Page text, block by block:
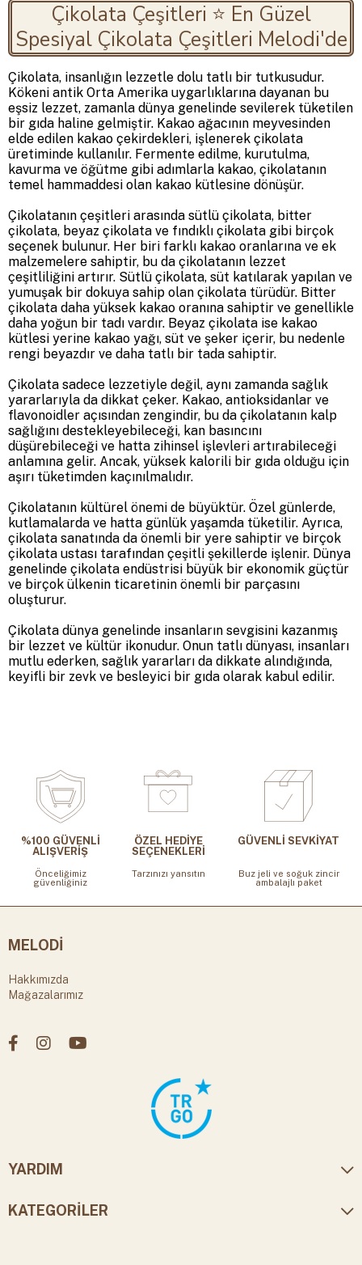
Çikolata Çeşitleri ⭐ En Güzel
Spesiyal Çikolata Çeşitleri Melodi'de
Çikolata, insanlığın lezzetle dolu tatlı bir tutkusudur.
Kökeni antik Orta Amerika uygarlıklarına dayanan bu
eşsiz lezzet, zamanla dünya genelinde sevilerek tüketilen
bir gıda haline gelmiştir. Kakao ağacının meyvesinden
elde edilen kakao çekirdekleri, işlenerek çikolata
üretiminde kullanılır. Fermente edilme, kurutulma,
kavurma ve öğütme gibi adımlarla kakao, çikolatanın
temel hammaddesi olan kakao kütlesine dönüşür.
Çikolatanın çeşitleri arasında sütlü çikolata, bitter
çikolata, beyaz çikolata ve fındıklı çikolata gibi birçok
seçenek bulunur. Her biri farklı kakao oranlarına ve ek
malzemelere sahiptir, bu da çikolatanın lezzet
çeşitliliğini artırır. Sütlü çikolata, süt katılarak yapılan ve
yumuşak bir dokuya sahip olan çikolata türüdür. Bitter
çikolata daha yüksek kakao oranına sahiptir ve genellikle
daha yoğun bir tadı vardır. Beyaz çikolata ise kakao
kütlesi yerine kakao yağı, süt ve şeker içerir, bu nedenle
rengi beyazdır ve daha tatlı bir tada sahiptir.
Çikolata sadece lezzetiyle değil, aynı zamanda sağlık
yararlarıyla da dikkat çeker. Kakao, antioksidanlar ve
flavonoidler açısından zengindir, bu da çikolatanın kalp
sağlığını destekleyebileceği, kan basıncını
düşürebileceği ve hatta zihinsel işlevleri artırabileceği
anlamına gelir. Ancak, yüksek kalorili bir gıda olduğu için
aşırı tüketimden kaçınılmalıdır.
Çikolatanın kültürel önemi de büyüktür. Özel günlerde,
kutlamalarda ve hatta günlük yaşamda tüketilir. Ayrıca,
çikolata sanatında da önemli bir yere sahiptir ve birçok
çikolata ustası tarafından çeşitli şekillerde işlenir. Dünya
genelinde çikolata endüstrisi büyük bir ekonomik güçtür
ve birçok ülkenin ticaretinin önemli bir parçasını
oluşturur.
Çikolata dünya genelinde insanların sevgisini kazanmış
bir lezzet ve kültür ikonudur. Onun tatlı dünyası, insanları
mutlu ederken, sağlık yararları da dikkate alındığında,
keyifli bir zevk ve besleyici bir gıda olarak kabul edilir.
%100 GÜVENLİ
ALIŞVERİŞ
Önceliğimiz
güvenliğiniz
ÖZEL HEDİYE
SEÇENEKLERİ
Tarzınızı yansıtın
GÜVENLİ SEVKİYAT
Buz jeli ve soğuk zincir
ambalajlı paket
MELODİ
Hakkımızda
Mağazalarımız
YARDIM
KATEGORİLER